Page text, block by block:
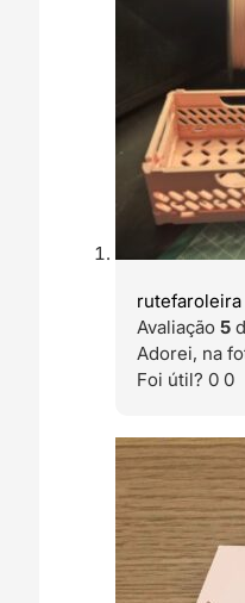
rutefaroleira
Avaliação5
Adorei, na
Foi útil? 00